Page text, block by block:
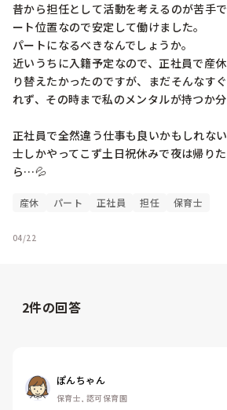
昔から担任として活動を考えるのが苦手
ート位置なので安定して働けました。
パートになるべきなんでしょうか。
近いうちに入籍予定なので、正社員で産
り替えたかったのですが、まだそんなす
れず、その時まで私のメンタルが持つか分
正社員で全然違う仕事も良いかもしれな
士しかやってこず土日祝休みで夜は帰り
ら…💦
産休 パート 正社員 担任 保育士
04/22
2件の回答
ぽんちゃん
保育士, 認可保育園